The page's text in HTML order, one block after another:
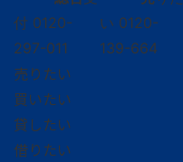
付 0120-
297-011
い 0120-
139-664
売りたい
買いたい
貸したい
借りたい